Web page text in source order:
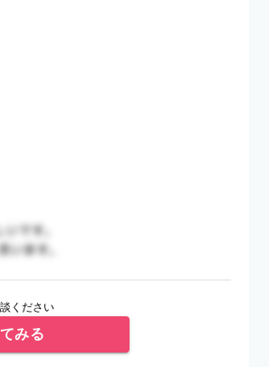
ください
みる